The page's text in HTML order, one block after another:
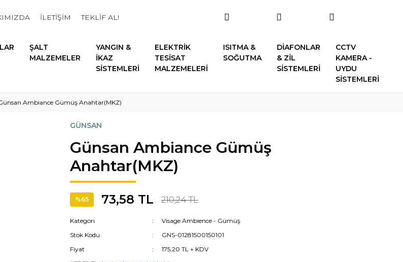
İLETİŞİM TEKLİF AL!
ŞALT
MALZEMELER
YANGIN &
İKAZ
SİSTEMLERİ
ELEKTRİK
TESİSAT
MALZEMELERİ
ISITMA &
SOĞUTMA
DİAFONLAR
& ZİL
SİSTEMLERİ
CCTV
KAMERA -
UYDU
SİSTEMLERİ
Ambiance Gümüş Anahtar(MKZ)
GÜNSAN
Günsan Ambiance Gümüş
Anahtar(MKZ)
%65 73,58 TL 210,24 TL
Kategori
Visage Ambience - Gümüş
Stok Kodu
GNS-01281500150101
Fiyat
175,20 TL + KDV